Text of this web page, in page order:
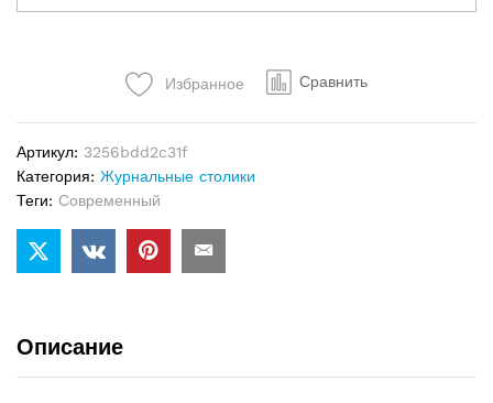
Baxter
Избранное Сравнить
Артикул: 3256bdd2c31f
Категория: Журнальные столики
Теги: Современный
Описание